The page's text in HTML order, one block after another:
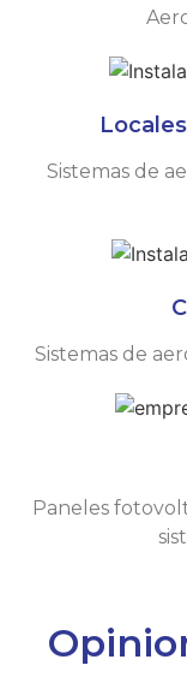
Sistemas de
Sistemas de
Paneles